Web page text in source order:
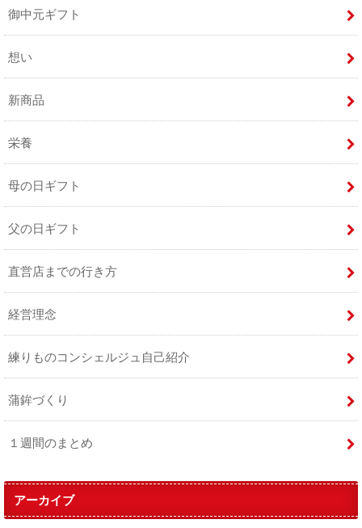
御中元ギフト
想い
新商品
栄養
母の日ギフト
父の日ギフト
直営店までの行き方
経営理念
練りものコンシェルジュ自己紹介
蒲鉾づくり
１週間のまとめ
アーカイブ